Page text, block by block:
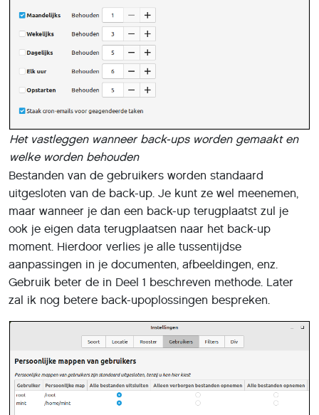
Het vastleggen wanneer back-ups worden gemaakt en
welke worden behouden
Bestanden van de gebruikers worden standaard
uitgesloten van de back-up. Je kunt ze wel meenemen,
maar wanneer je dan een back-up terugplaatst zul je
ook je eigen data terugplaatsen naar het back-up
moment. Hierdoor verlies je alle tussentijdse
aanpassingen in je documenten, afbeeldingen, enz.
Gebruik beter de in Deel 1 beschreven methode. Later
zal ik nog betere back-upoplossingen bespreken.